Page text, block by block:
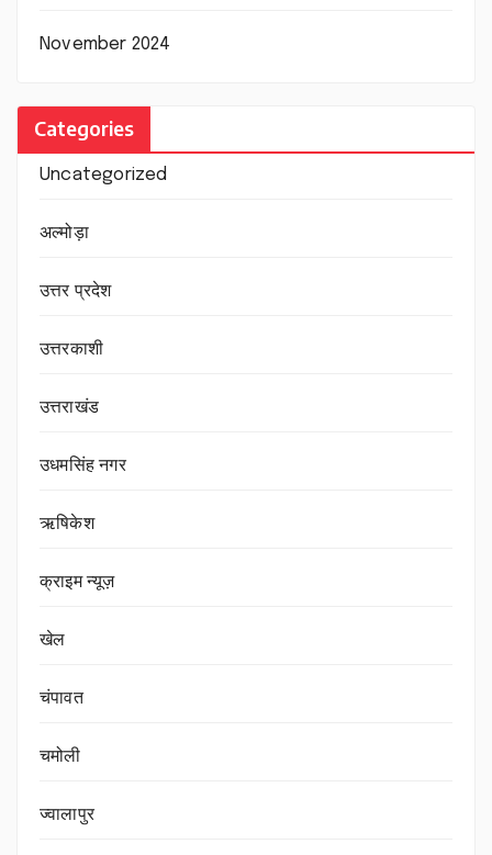
November 2024
Categories
Uncategorized
अल्मोड़ा
उत्तर प्रदेश
उत्तरकाशी
उत्तराखंड
उधमसिंह नगर
ऋषिकेश
क्राइम न्यूज़
खेल
चंपावत
चमोली
ज्वालापुर